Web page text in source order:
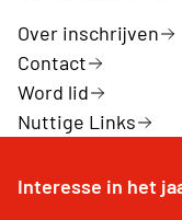
Over inschrijven
Contact
Word lid
Nuttige Links
Interesse in het